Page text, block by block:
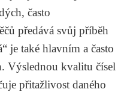
často
předává svůj příběh
je také hlavním a často
Výslednou kvalitu čísel
přitažlivost daného